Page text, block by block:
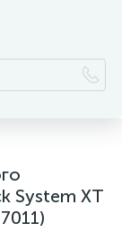
System XT